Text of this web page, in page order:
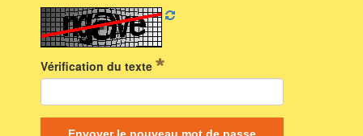
Vérification du texte